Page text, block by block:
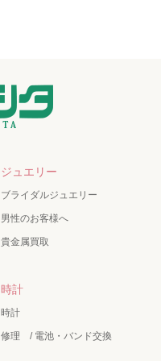
ジュエリー
ブライダルジュエリー
男性のお客様へ
貴金属買取
時計
時計
修理 / 電池・バンド交換